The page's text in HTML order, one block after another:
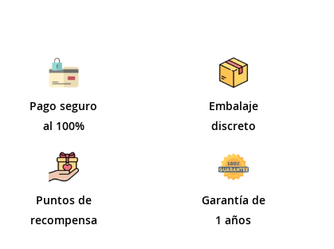
Pago seguro
al 100%
Embalaje
discreto
Puntos de
recompensa
Garantía de
1 años